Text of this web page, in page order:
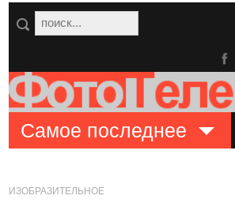
Самое последнее
ИЗОБРАЗИТЕЛЬНОЕ